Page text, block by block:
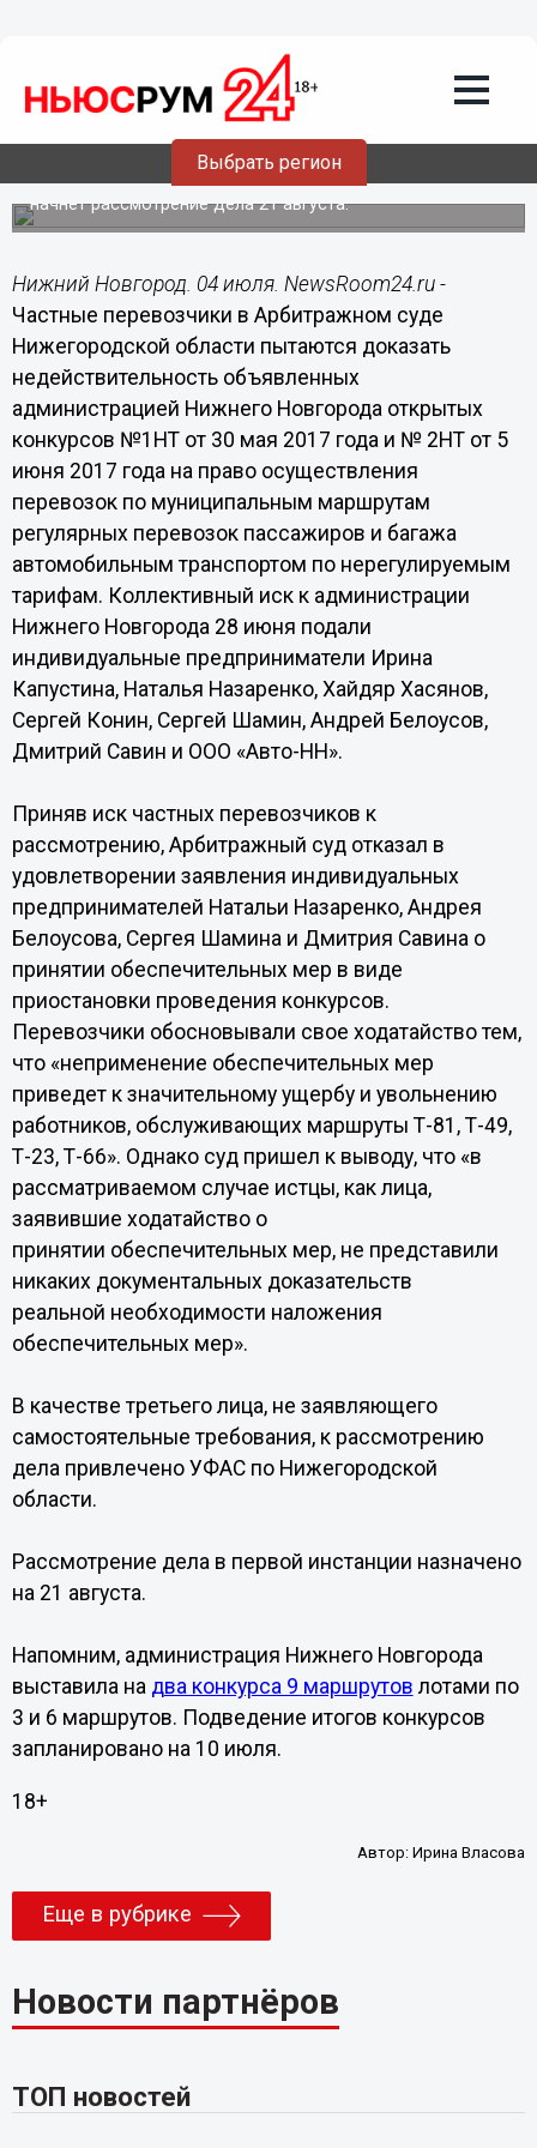
Выбрать регион
арбитраже доказать
недействительность объявленных
администрацией Нижнего Новгорода
новых конкурсов
Отказав перевозчикам в приостановке конкурсов, суд
начнет рассмотрение дела 21 августа.
Нижний Новгород. 04 июля. NewsRoom24.ru -
Частные перевозчики в Арбитражном суде
Нижегородской области пытаются доказать
недействительность объявленных
администрацией Нижнего Новгорода открытых
конкурсов №1НТ от 30 мая 2017 года и № 2НТ от 5
июня 2017 года на право осуществления
перевозок по муниципальным маршрутам
регулярных перевозок пассажиров и багажа
автомобильным транспортом по нерегулируемым
тарифам. Коллективный иск к администрации
Нижнего Новгорода 28 июня подали
индивидуальные предприниматели Ирина
Капустина, Наталья Назаренко, Хайдяр Хасянов,
Сергей Конин, Сергей Шамин, Андрей Белоусов,
Дмитрий Савин и ООО «Авто-НН».
Приняв иск частных перевозчиков к
рассмотрению, Арбитражный суд отказал в
удовлетворении заявления индивидуальных
предпринимателей Натальи Назаренко, Андрея
Белоусова, Сергея Шамина и Дмитрия Савина о
принятии обеспечительных мер в виде
приостановки проведения конкурсов.
Перевозчики обосновывали свое ходатайство тем,
что «неприменение обеспечительных мер
приведет к значительному ущербу и увольнению
работников, обслуживающих маршруты Т-81, Т-49,
Т-23, Т-66». Однако суд пришел к выводу, что «в
рассматриваемом случае истцы, как лица,
заявившие ходатайство о
принятии обеспечительных мер, не представили
никаких документальных доказательств
реальной необходимости наложения
обеспечительных мер».
В качестве третьего лица, не заявляющего
самостоятельные требования, к рассмотрению
дела привлечено УФАС по Нижегородской
области.
Рассмотрение дела в первой инстанции назначено
на 21 августа.
Напомним, администрация Нижнего Новгорода
выставила на два конкурса 9 маршрутов лотами по
3 и 6 маршрутов. Подведение итогов конкурсов
запланировано на 10 июля.
18+
Автор:Ирина Власова
Еще в рубрике
Новости партнёров
ТОП новостей